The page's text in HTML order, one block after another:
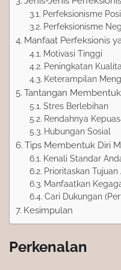
Perfeksionisme
Perfeksionisme
Manfaat Perfeksionis
Motivasi Tinggi
Peningkatan
Keterampilan
Tantangan
Stres Berlebihan
Rendahnya
Hubungan Sosial
Tips Membentuk Diri
Kenali Standar
Prioritaskan
Manfaatkan
Cari Dukungan
Kesimpulan
Perkenalan